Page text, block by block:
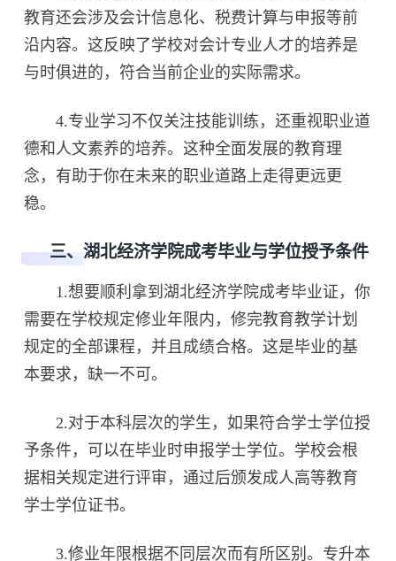
教育还会涉及会计信息化、税费计算与申报等前
沿内容。这反映了学校对会计专业人才的培养是
与时俱进的，符合当前企业的实际需求。
4.专业学习不仅关注技能训练，还重视职业道
德和人文素养的培养。这种全面发展的教育理
念，有助于你在未来的职业道路上走得更远更
稳。
三、湖北经济学院成考毕业与学位授予条件
1.想要顺利拿到湖北经济学院成考毕业证，你
需要在学校规定修业年限内，修完教育教学计划
规定的全部课程，并且成绩合格。这是毕业的基
本要求，缺一不可。
2.对于本科层次的学生，如果符合学士学位授
予条件，可以在毕业时申报学士学位。学校会根
据相关规定进行评审，通过后颁发成人高等教育
学士学位证书。
3.修业年限根据不同层次而有所区别。专升本